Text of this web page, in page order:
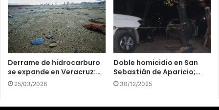
Derrame de hidrocarburo
se expande en Veracruz:…
25/03/2026
Doble homicidio en San
Sebastián de Aparicio;…
30/12/2025